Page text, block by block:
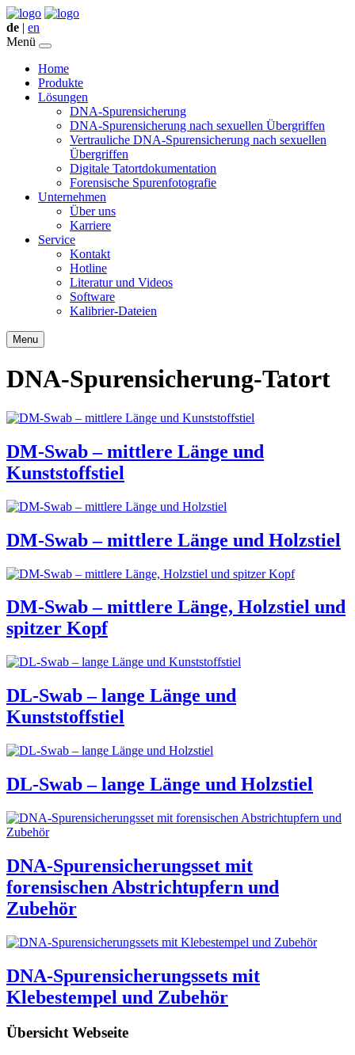
de | en
Menü
Home
Produkte
Lösungen
DNA-Spurensicherung
DNA-Spurensicherung nach sexuellen Übergriffen
Vertrauliche DNA-Spurensicherung nach sexuellen
Übergriffen
Digitale Tatortdokumentation
Forensische Spurenfotografie
Unternehmen
Über uns
Karriere
Service
Kontakt
Hotline
Literatur und Videos
Software
Kalibrier-Dateien
Menu
DNA-Spurensicherung-Tatort
DM-Swab – mittlere Länge und
Kunststoffstiel
DM-Swab – mittlere Länge und Holzstiel
DM-Swab – mittlere Länge, Holzstiel und
spitzer Kopf
DL-Swab – lange Länge und
Kunststoffstiel
DL-Swab – lange Länge und Holzstiel
DNA-Spurensicherungsset mit
forensischen Abstrichtupfern und
Zubehör
DNA-Spurensicherungssets mit
Klebestempel und Zubehör
Übersicht Webseite